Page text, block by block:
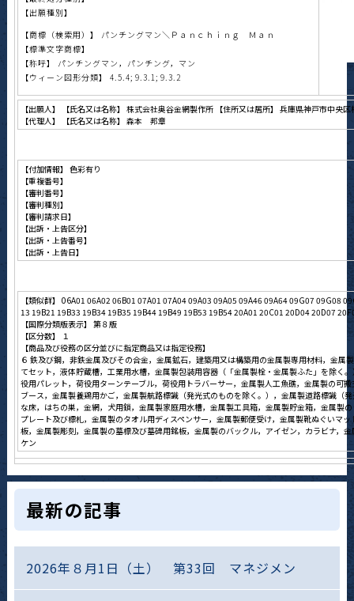
【出願種別】
【商標（検索用）】 パンチングマン＼Ｐａｎｃｈｉｎｇ Ｍａｎ
【標準文字商標】
【称呼】 パンチングマン，パンチング，マン
【ウィーン図形分類】 4.5.4; 9.3.1; 9.3.2
【出願人】 【氏名又は名称】 株式会社奥谷金網製作所 【住所又は居所】 兵庫県神戸市中央
【代理人】 【氏名又は名称】 森本 邦章
【付加情報】 色彩有り
【重複番号】
【審判番号】
【審判種別】
【審判請求日】
【出訴・上告区分】
【出訴・上告番号】
【出訴・上告日】
【類似群】 06A01 06A02 06B01 07A01 07A04 09A03 09A05 09A46 09A64 09G07 09G08
13 19B21 19B33 19B34 19B35 19B44 19B49 19B53 19B54 20A01 20C01 20D04 20D07
【国際分類版表示】 第８版
【区分数】 １
【商品及び役務の区分並びに指定商品又は指定役務】
６ 鉄及び鋼，非鉄金属及びその合金，金属鉱石，建築用又は構築用の金属製専用材料，金属
てセット，液体貯蔵槽，工業用水槽，金属製包装用容器（「金属製栓・金属製ふた」を除く
役用パレット，荷役用ターンテーブル，荷役用トラバーサー，金属製人工魚礁，金属製の可
ブース，金属製養鶏用かご，金属製航路標識（発光式のものを除く。），金属製道路標識（
な床，はちの巣，金網，犬用鎖，金属製家庭用水槽，金属製工具箱，金属製貯金箱，金属製
プレート及び標札，金属製のタオル用ディスペンサー，金属製郵便受け，金属製靴ぬぐいマ
板，金属製彫刻，金属製の墓標及び墓碑用銘板，金属製のバックル，アイゼン，カラビナ，
ケン
最新の記事
2026年８月1日（土） 第33回 マネジメン